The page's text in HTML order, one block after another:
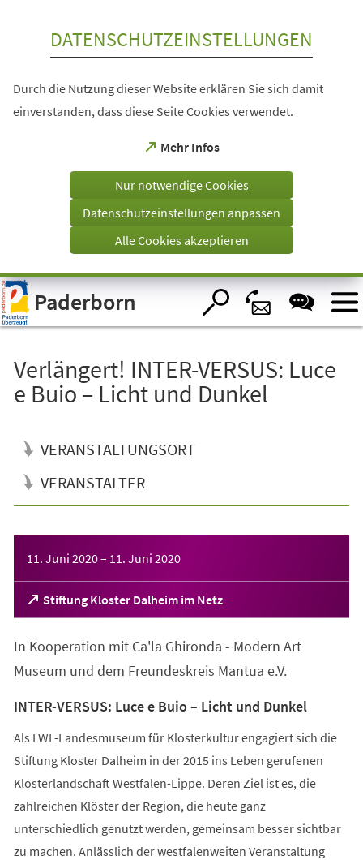
Visuelle
Assistenzsoftware
öffnen.
DATENSCHUTZEINSTELLUNGEN
Durch die Nutzung dieser Website erklären Sie sich damit
einverstanden, dass diese Seite Cookies verwendet.
Mehr Infos
(Öffnet
einem
Tab)
Nur notwendige Cookies
Datenschutzeinstellungen anpassen
Alle Cookies akzeptieren
Paderborn
Verlängert! INTER-VERSUS: Luce
e Buio – Licht und Dunkel
VERANSTALTUNGSORT
VERANSTALTER
11. Juni 2020– 11. Juni 2020
Stiftung Kloster Dalheim im Netz
(Öffnet
in
neuen
In Kooperation mit Ca'la Ghironda - Modern Art
Museum und dem Freundeskreis Mantua e.V.
INTER-VERSUS: Luce e Buio – Licht und Dunkel
Als LWL-Landesmuseum für Klosterkultur engagiert sich die
Stiftung Kloster Dalheim in der 2015 ins Leben gerufenen
Klosterlandschaft Westfalen-Lippe. Deren Ziel ist es, die
zahlreichen Klöster der Region, die heute ganz
unterschiedlich genutzt werden, gemeinsam besser sichtbar
zu machen. Anlässlich der westfalenweiten Veranstaltung